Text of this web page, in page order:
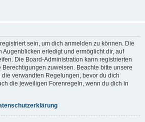
sein, um dich anmelden zu können. Die
Augenblicken erledigt und ermöglicht dir, auf
Die Board-Administration kann registrierten
zuweisen. Beachte bitte unsere
verwandten Regelungen, bevor du dich
die jeweiligen Forenregeln, wenn du dich in